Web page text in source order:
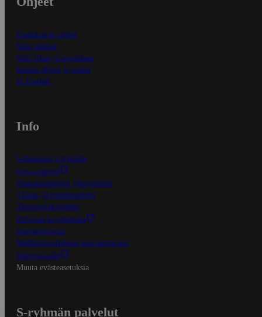
Ensitilaajan ohjeet
Näin maksat
Näin tilaat ja muokkaat
Kaikki ohjeet ja vinkit
In English
Info
S-Business yrityksille
Oiva-raportit
Osuuskauppojen yhteystiedot
Tilaus- ja toimitusehdot
Tietosuojakäytäntö
Palvelun käyttöehdot
Saavutettavuus
Mobiilisovelluksen saavutettavuus
Mainostajalle
Muuta evästeasetuksia
S-ryhmän palvelut